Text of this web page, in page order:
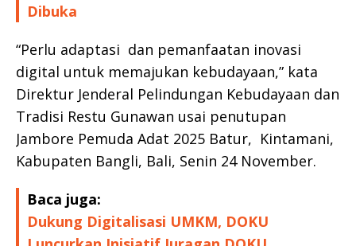
Dibuka
“Perlu adaptasi dan pemanfaatan inovasi
digital untuk memajukan kebudayaan,” kata
Direktur Jenderal Pelindungan Kebudayaan dan
Tradisi Restu Gunawan usai penutupan
Jambore Pemuda Adat 2025 Batur, Kintamani,
Kabupaten Bangli, Bali, Senin 24 November.
Baca juga:
Dukung Digitalisasi UMKM, DOKU